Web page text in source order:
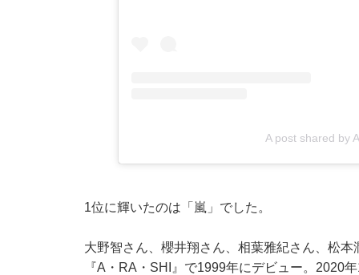
A post shared by
1位に輝いたのは「嵐」でした。
大野智さん、櫻井翔さん、相葉雅紀さん、松
『A・RA・SHI』で1999年にデビュー。2020